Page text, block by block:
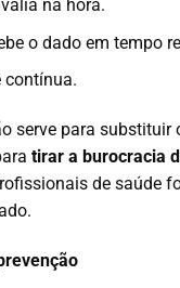
na hora.
o dado em tempo
contínua.
serve para substituir
tirar a burocracia
de saúde